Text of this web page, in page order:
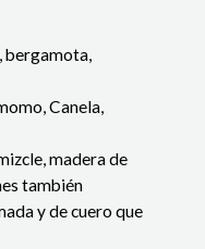
bergamota,
Canela,
madera de
también
y de cuero que